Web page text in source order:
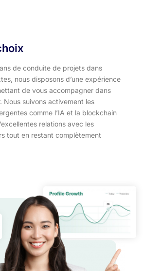
de conduite de projets dans
nous disposons d’une expérience
de vous accompagner dans
Nous suivons activement les
comme l’IA et la blockchain
relations avec les
tout en restant complètement